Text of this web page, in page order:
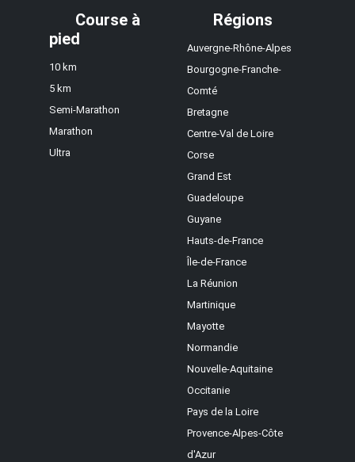
Course à
pied
10 km
5 km
Semi-Marathon
Marathon
Ultra
Régions
Auvergne-Rhône-Alpes
Bourgogne-Franche-
Comté
Bretagne
Centre-Val de Loire
Corse
Grand Est
Guadeloupe
Guyane
Hauts-de-France
Île-de-France
La Réunion
Martinique
Mayotte
Normandie
Nouvelle-Aquitaine
Occitanie
Pays de la Loire
Provence-Alpes-Côte
d'Azur